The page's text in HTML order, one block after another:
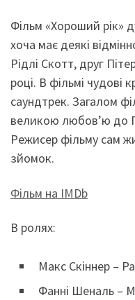
Фільм «Хороший рік»
хоча має деякі
Рідлі Скотт, друг
році. В фільмі чудові
саундтрек. Загалом
великою любов’ю до
Режисер фільму сам
зйомок.
Фільм на IMDb
В ролях:
Макс Скіннер –
Фанні Шеналь –